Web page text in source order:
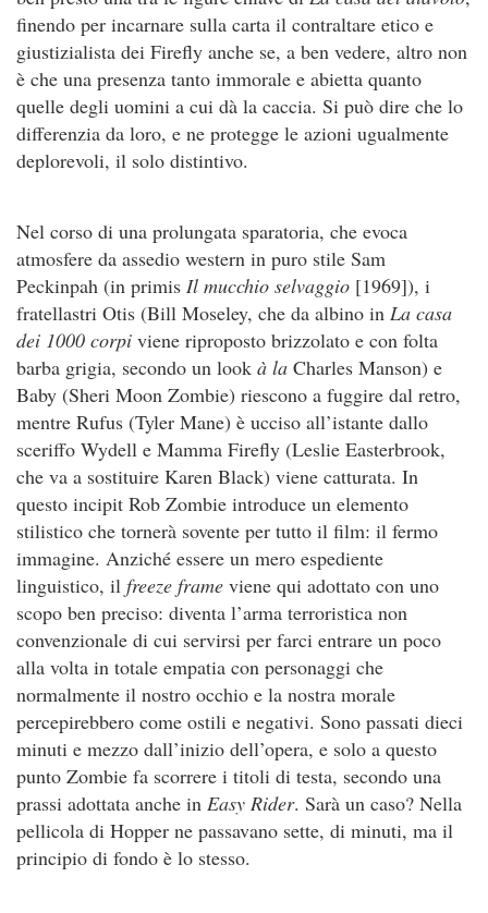
finendo per incarnare sulla carta il contraltare etico e
giustizialista dei Firefly anche se, a ben vedere, altro non
è che una presenza tanto immorale e abietta quanto
quelle degli uomini a cui dà la caccia. Si può dire che lo
differenzia da loro, e ne protegge le azioni ugualmente
deplorevoli, il solo distintivo.
Nel corso di una prolungata sparatoria, che evoca
atmosfere da assedio western in puro stile Sam
Peckinpah (in primis Il mucchio selvaggio [1969]), i
fratellastri Otis (Bill Moseley, che da albino in La casa
dei 1000 corpi viene riproposto brizzolato e con folta
barba grigia, secondo un look à la Charles Manson) e
Baby (Sheri Moon Zombie) riescono a fuggire dal retro,
mentre Rufus (Tyler Mane) è ucciso all’istante dallo
sceriffo Wydell e Mamma Firefly (Leslie Easterbrook,
che va a sostituire Karen Black) viene catturata. In
questo incipit Rob Zombie introduce un elemento
stilistico che tornerà sovente per tutto il film: il fermo
immagine. Anziché essere un mero espediente
linguistico, il freeze frame viene qui adottato con uno
scopo ben preciso: diventa l’arma terroristica non
convenzionale di cui servirsi per farci entrare un poco
alla volta in totale empatia con personaggi che
normalmente il nostro occhio e la nostra morale
percepirebbero come ostili e negativi. Sono passati dieci
minuti e mezzo dall’inizio dell’opera, e solo a questo
punto Zombie fa scorrere i titoli di testa, secondo una
prassi adottata anche in Easy Rider. Sarà un caso? Nella
pellicola di Hopper ne passavano sette, di minuti, ma il
principio di fondo è lo stesso.